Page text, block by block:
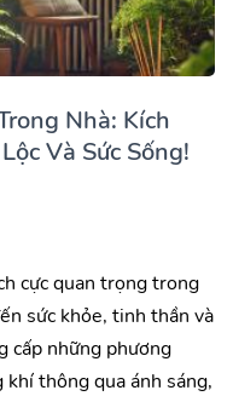
Nhà: Kích
Và Sức Sống!
cực quan trọng trong
sức khỏe, tinh thần và
cấp những phương
thông qua ánh sáng,